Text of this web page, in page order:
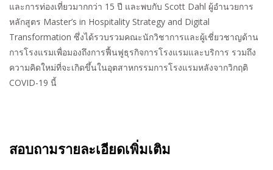
และการท่องเที่ยวมากกว่า 15 ปี และพบกับ Scott Dahl ผู้อำนวยการ
หลักสูตร Master’s in Hospitality Strategy and Digital
Transformation ซึ่งได้รวบรวมคณะนักวิชาการและผู้เชี่ยวชาญด้าน
การโรงแรมเพื่อมองถึงการฟื้นฟูธุรกิจการโรงแรมและบริการ รวมถึง
ความคิดใหม่ที่จะเกิดขึ้นในอุตสาหกรรมการโรงแรมหลังจากวิกฤติ
COVID-19 นี้
สอบถามรายละเอียดเพิ่มเติม